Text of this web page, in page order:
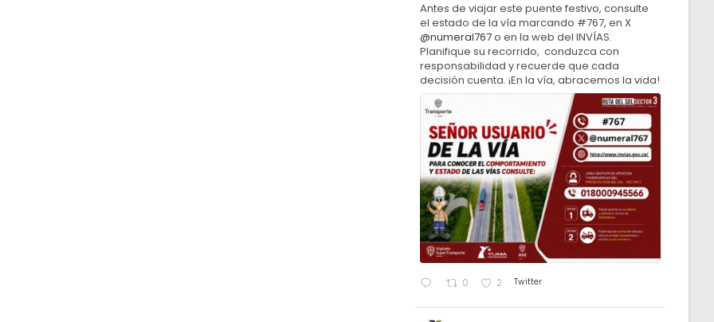
Antes de viajar este puente festivo, consulte
el estado de la vía marcando #767, en X
@numeral767o en la web del INVÍAS.
Planifique su recorrido, conduzca con
responsabilidad y recuerde que cada
decisión cuenta. ¡En la vía, abracemos la vida!
0 2 Twitter